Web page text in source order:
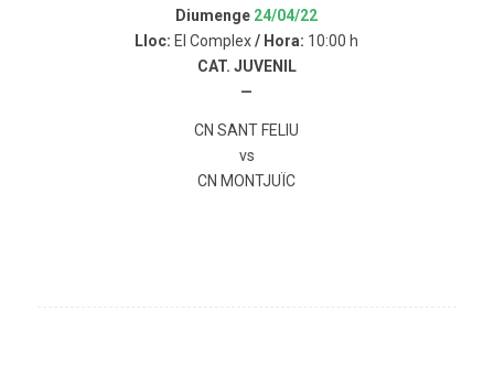
Diumenge 24/04/22
Lloc: El Complex/ Hora: 10:00 h
CAT. JUVENIL
—
CN SANT FELIU
vs
CN MONTJUÏC